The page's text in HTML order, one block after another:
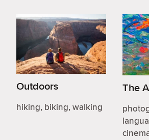
Outdoors
hiking, biking, walking
The